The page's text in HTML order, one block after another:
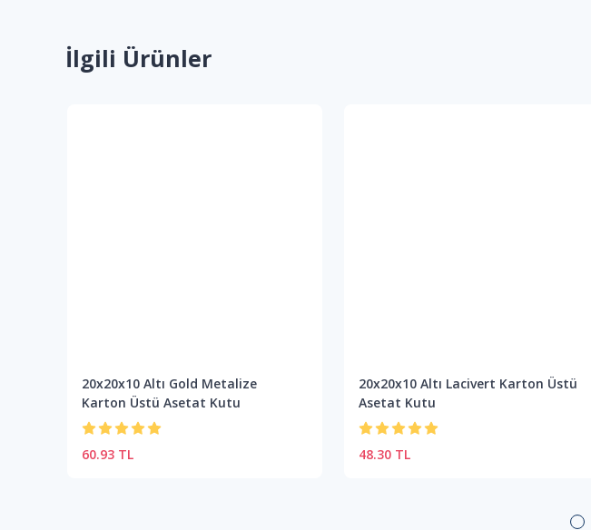
İlgili Ürünler
20x20x10 Altı Gold Metalize
Karton Üstü Asetat Kutu
60.93 TL
20x20x10 Altı Lacivert Karton Üstü
Asetat Kutu
48.30 TL